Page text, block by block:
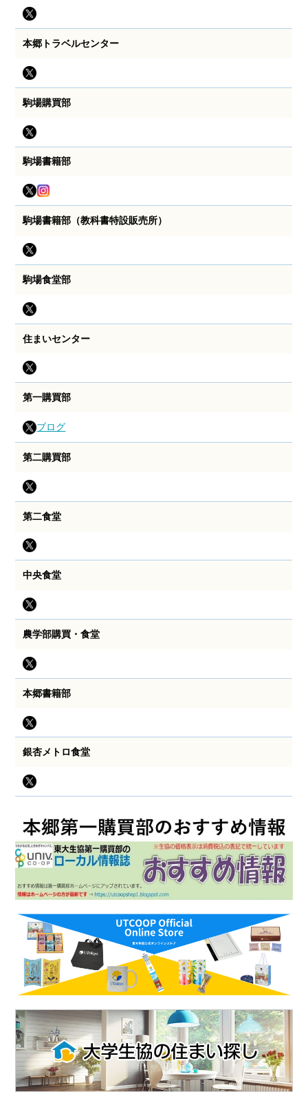
本郷トラベルセンター
駒場購買部
駒場書籍部
駒場書籍部（教科書特設販売所）
駒場食堂部
住まいセンター
第一購買部
ブログ
第二購買部
第二食堂
中央食堂
農学部購買・食堂
本郷書籍部
銀杏メトロ食堂